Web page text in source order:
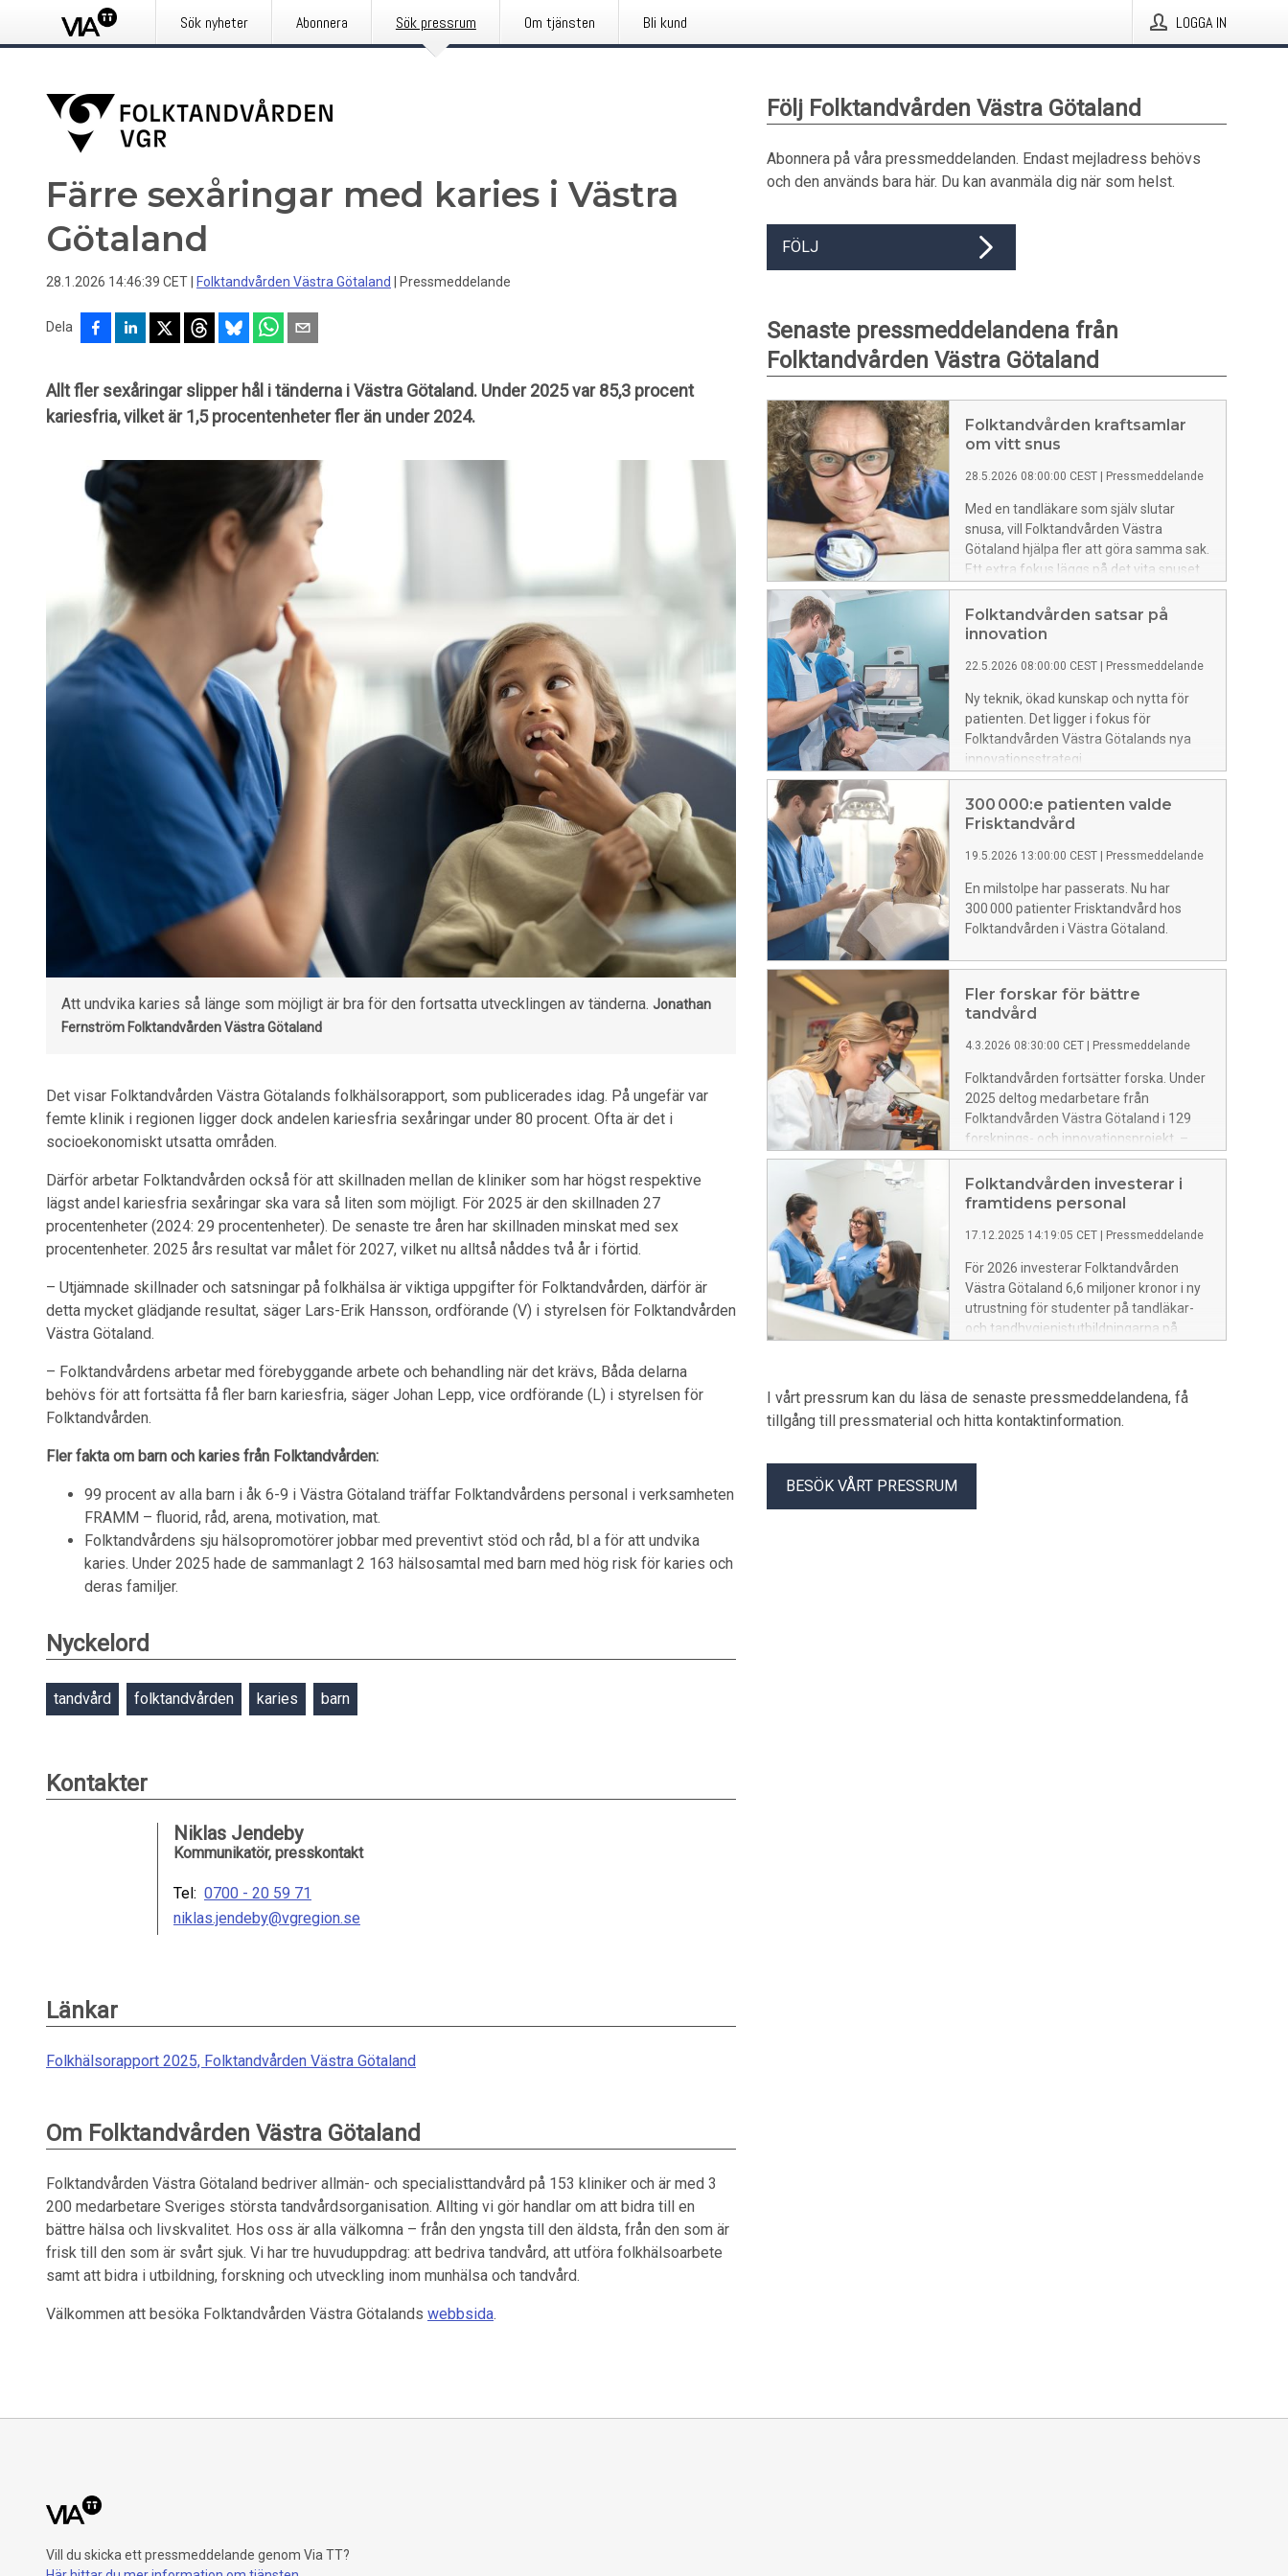
Sök nyheter Abonnera Sök pressrum Om tjänsten Bli kund LOGGA IN
Färre sexåringar med karies i Västra
Götaland
28.1.2026 14:46:39 CET Folktandvården Västra Götaland Pressmeddelande
Dela
Allt fler sexåringar slipper hål i tänderna i Västra Götaland. Under 2025 var 85,3 procent
kariesfria, vilket är 1,5 procentenheter fler än under 2024.
Att undvika karies så länge som möjligt är bra för den fortsatta utvecklingen av tänderna. Jonathan
Fernström Folktandvården Västra Götaland
Det visar Folktandvården Västra Götalands folkhälsorapport, som publicerades idag. På ungefär var
femte klinik i regionen ligger dock andelen kariesfria sexåringar under 80 procent. Ofta är det i
socioekonomiskt utsatta områden.
Därför arbetar Folktandvården också för att skillnaden mellan de kliniker som har högst respektive
lägst andel kariesfria sexåringar ska vara så liten som möjligt. För 2025 är den skillnaden 27
procentenheter (2024: 29 procentenheter). De senaste tre åren har skillnaden minskat med sex
procentenheter. 2025 års resultat var målet för 2027, vilket nu alltså nåddes två år i förtid.
– Utjämnade skillnader och satsningar på folkhälsa är viktiga uppgifter för Folktandvården, därför är
detta mycket glädjande resultat, säger Lars-Erik Hansson, ordförande (V) i styrelsen för Folktandvården
Västra Götaland.
– Folktandvårdens arbetar med förebyggande arbete och behandling när det krävs, Båda delarna
behövs för att fortsätta få fler barn kariesfria, säger Johan Lepp, vice ordförande (L) i styrelsen för
Folktandvården.
Fler fakta om barn och karies från Folktandvården:
99 procent av alla barn i åk 6-9 i Västra Götaland träffar Folktandvårdens personal i verksamheten
FRAMM – fluorid, råd, arena, motivation, mat.
Folktandvårdens sju hälsopromotörer jobbar med preventivt stöd och råd, bl a för att undvika
karies. Under 2025 hade de sammanlagt 2 163 hälsosamtal med barn med hög risk för karies och
deras familjer.
Nyckelord
tandvård folktandvården karies barn
Kontakter
Niklas Jendeby
Kommunikatör, presskontakt
Tel: 0700 - 20 59 71
niklas.jendeby@vgregion.se
Länkar
Folkhälsorapport 2025, Folktandvården Västra Götaland
Om Folktandvården Västra Götaland
Folktandvården Västra Götaland bedriver allmän- och specialisttandvård på 153 kliniker och är med 3
200 medarbetare Sveriges största tandvårdsorganisation. Allting vi gör handlar om att bidra till en
bättre hälsa och livskvalitet. Hos oss är alla välkomna – från den yngsta till den äldsta, från den som är
frisk till den som är svårt sjuk. Vi har tre huvuduppdrag: att bedriva tandvård, att utföra folkhälsoarbete
samt att bidra i utbildning, forskning och utveckling inom munhälsa och tandvård.
Välkommen att besöka Folktandvården Västra Götalands webbsida.
Följ Folktandvården Västra Götaland
Abonnera på våra pressmeddelanden. Endast mejladress behövs
och den används bara här. Du kan avanmäla dig när som helst.
FÖLJ
Senaste pressmeddelandena från
Folktandvården Västra Götaland
Folktandvården kraftsamlar
om vitt snus
28.5.2026 08:00:00 CEST Pressmeddelande
Med en tandläkare som själv slutar
snusa, vill Folktandvården Västra
Götaland hjälpa fler att göra samma sak.
Ett extra fokus läggs på det vita snuset
– som verkar ge värre skador i munnen
än traditionellt brunt snus.
Folktandvården satsar på
innovation
22.5.2026 08:00:00 CEST Pressmeddelande
Ny teknik, ökad kunskap och nytta för
patienten. Det ligger i fokus för
Folktandvården Västra Götalands nya
innovationsstrategi.
300 000:e patienten valde
Frisktandvård
19.5.2026 13:00:00 CEST Pressmeddelande
En milstolpe har passerats. Nu har
300 000 patienter Frisktandvård hos
Folktandvården i Västra Götaland.
Fler forskar för bättre
tandvård
4.3.2026 08:30:00 CET Pressmeddelande
Folktandvården fortsätter forska. Under
2025 deltog medarbetare från
Folktandvården Västra Götaland i 129
forsknings- och innovationsprojekt. –
Det är avgörande för att vi ska kunna
utveckla vården och vara en attraktiv
arbetsgivare, säger Åsa Leonhardt,
Västra Götaland.
Folktandvården investerar i
framtidens personal
17.12.2025 14:19:05 CET Pressmeddelande
För 2026 investerar Folktandvården
Västra Götaland 6,6 miljoner kronor i ny
utrustning för studenter på tandläkar-
och tandhygienistutbildningarna på
I vårt pressrum kan du läsa de senaste pressmeddelandena, få
tillgång till pressmaterial och hitta kontaktinformation.
BESÖK VÅRT PRESSRUM
Vill du skicka ett pressmeddelande genom Via TT?